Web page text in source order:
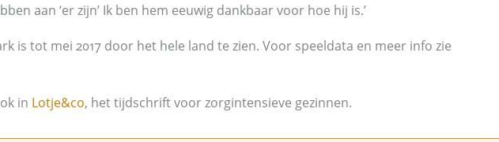
aan ‘er zijn’ Ik ben hem eeuwig dankbaar voor hoe hij is.’
is tot mei 2017 door het hele land te zien. Voor speeldata en meer info zie
in Lotje&co, het tijdschrift voor zorgintensieve gezinnen.